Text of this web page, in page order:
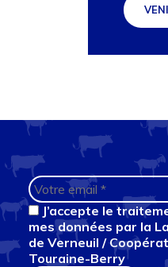
J’accepte le
mes données par la
de Verneuil /
Touraine-Berry